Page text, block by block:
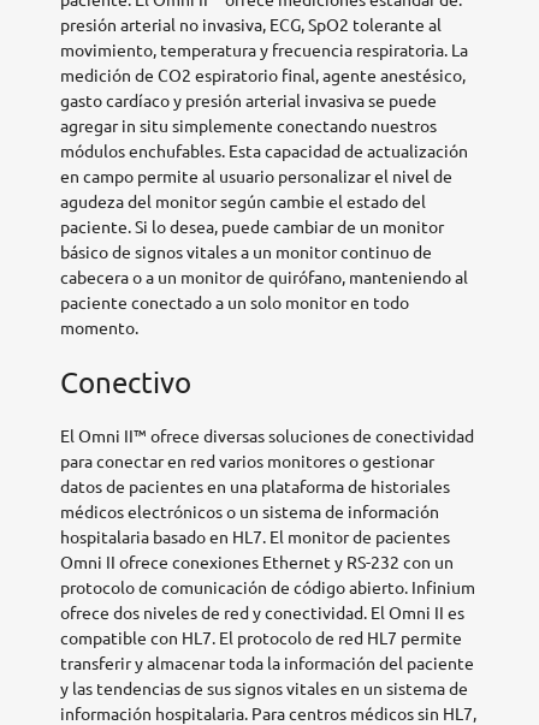
presión arterial no invasiva, ECG, SpO2 tolerante al
movimiento, temperatura y frecuencia respiratoria. La
medición de CO2 espiratorio final, agente anestésico,
gasto cardíaco y presión arterial invasiva se puede
agregar in situ simplemente conectando nuestros
módulos enchufables. Esta capacidad de actualización
en campo permite al usuario personalizar el nivel de
agudeza del monitor según cambie el estado del
paciente. Si lo desea, puede cambiar de un monitor
básico de signos vitales a un monitor continuo de
cabecera o a un monitor de quirófano, manteniendo al
paciente conectado a un solo monitor en todo
momento.
Conectivo
El Omni II™ ofrece diversas soluciones de conectividad
para conectar en red varios monitores o gestionar
datos de pacientes en una plataforma de historiales
médicos electrónicos o un sistema de información
hospitalaria basado en HL7. El monitor de pacientes
Omni II ofrece conexiones Ethernet y RS-232 con un
protocolo de comunicación de código abierto. Infinium
ofrece dos niveles de red y conectividad. El Omni II es
compatible con HL7. El protocolo de red HL7 permite
transferir y almacenar toda la información del paciente
y las tendencias de sus signos vitales en un sistema de
información hospitalaria. Para centros médicos sin HL7,